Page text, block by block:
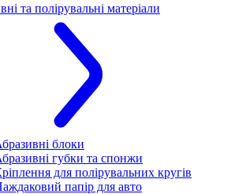
та полірувальні матеріали
блоки
губки та спонжи
для полірувальних кругів
папір для авто